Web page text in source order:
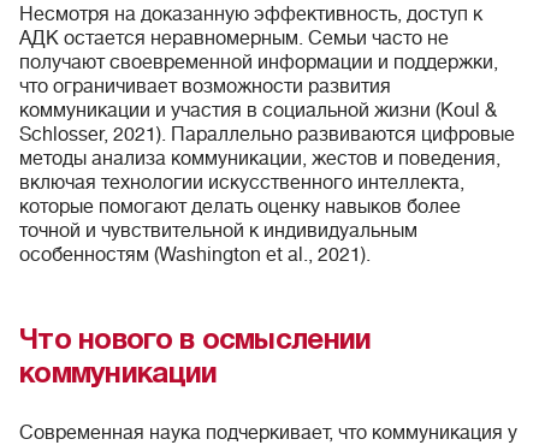
Несмотря на доказанную эффективность, доступ к
АДК остается неравномерным. Семьи часто не
получают своевременной информации и поддержки,
что ограничивает возможности развития
коммуникации и участия в социальной жизни (Koul &
Schlosser, 2021). Параллельно развиваются цифровые
методы анализа коммуникации, жестов и поведения,
включая технологии искусственного интеллекта,
которые помогают делать оценку навыков более
точной и чувствительной к индивидуальным
особенностям (Washington et al., 2021).
Что нового в осмыслении
коммуникации
Современная наука подчеркивает, что коммуникация у